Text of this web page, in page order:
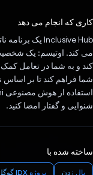
کاری که انجام می دهد
می کند. اوتیسم: یک
شما فراهم کند تا بر اساس
شنوایی و گفتار امضا کنید.
ساخته شده با
بال زدن پروژه IDX گوگل